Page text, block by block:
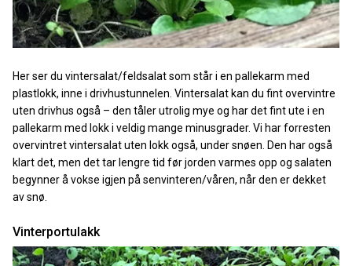
Her ser du vintersalat/feldsalat som står i en pallekarm med
plastlokk, inne i drivhustunnelen. Vintersalat kan du fint overvintre
uten drivhus også – den tåler utrolig mye og har det fint ute i en
pallekarm med lokk i veldig mange minusgrader. Vi har forresten
overvintret vintersalat uten lokk også, under snøen. Den har også
klart det, men det tar lengre tid før jorden varmes opp og salaten
begynner å vokse igjen på senvinteren/våren, når den er dekket
av snø.
Vinterportulakk